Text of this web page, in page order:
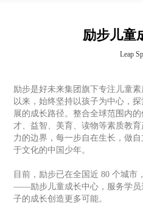
励步儿童
Leap
励步是好未来集团旗下专注儿童
以来，始终坚持以孩子为中心，
展的成长路径。整合全球范围内
才、益智、美育、读物等素质教
力的边界，每一步自在生长，做
于文化的中国少年。
目前，励步已在全国近 80 个城市
——励步儿童成长中心，服务学员
子的成长创造更多可能。